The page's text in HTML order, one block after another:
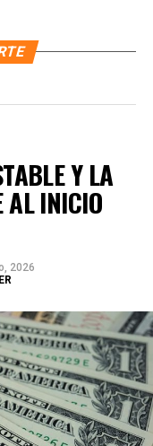
Y LA
AL INICIO
2026